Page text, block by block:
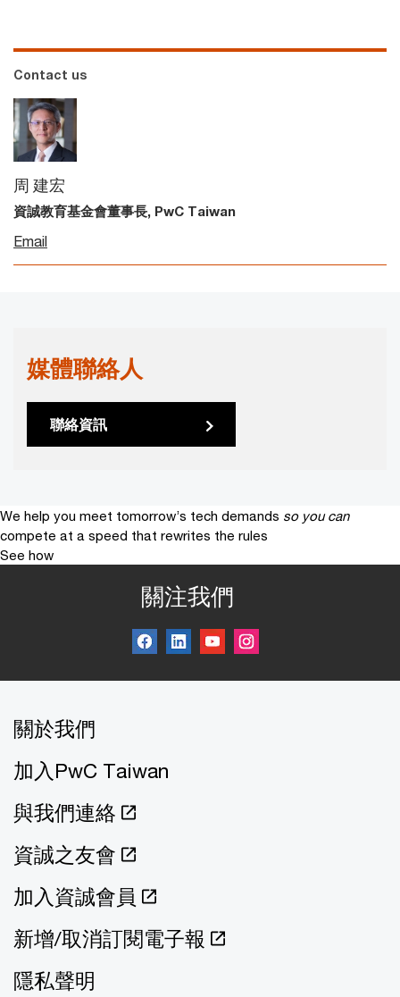
Contact us
周 建宏
資誠教育基金會董事長, PwC Taiwan
Email
媒體聯絡人
聯絡資訊
We help you meet tomorrow’s tech demands so you can
compete at a speed that rewrites the rules
See how
關注我們
關於我們
加入PwC Taiwan
與我們連絡
資誠之友會
加入資誠會員
新增/取消訂閱電子報
隱私聲明